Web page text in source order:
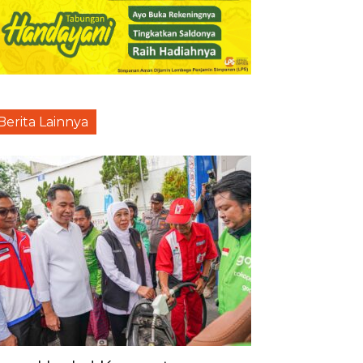
Lainnya